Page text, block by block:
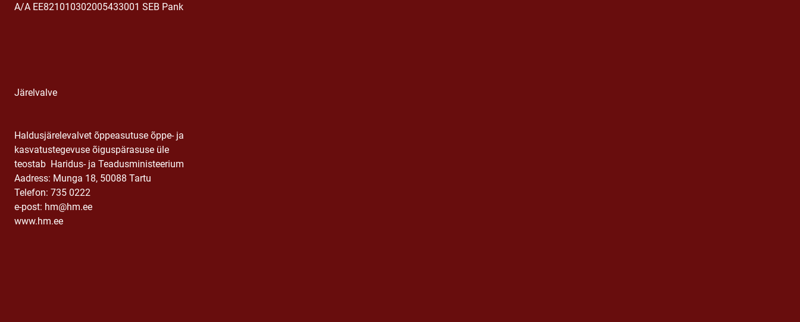
A/A EE821010302005433001 SEB Pank
Järelvalve
Haldusjärelevalvet õppeasutuse õppe- ja
kasvatustegevuse õiguspärasuse üle
teostab Haridus- ja Teadusministeerium
Aadress: Munga 18, 50088 Tartu
Telefon: 735 0222
e-post: hm@hm.ee
www.hm.ee